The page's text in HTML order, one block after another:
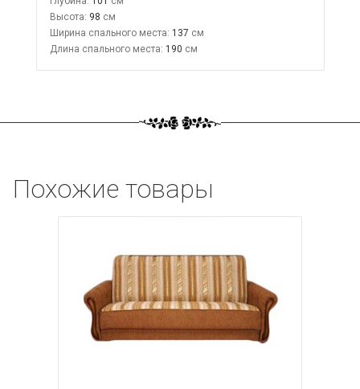
Высота: 98
Ширина спального места: 137
Длина спального места: 190
Похожие товары